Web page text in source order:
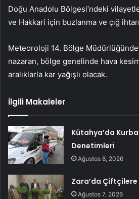
Doğu Anadolu Bölgesi’ndeki
ve Hakkari için buzlanma ve çığ
Meteoroloji 14. Bölge
nazaran, bölge genelinde hava
aralıklarla kar yağışlı olacak.
İlgili Makaleler
Kütahya’da
Denetimleri
Ağustos 8, 2026
Zara’da Çiftçilere
Ağustos 7, 2026